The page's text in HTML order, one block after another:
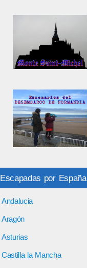
Escapadas por España
Andalucia
Aragón
Asturias
Castilla la Mancha